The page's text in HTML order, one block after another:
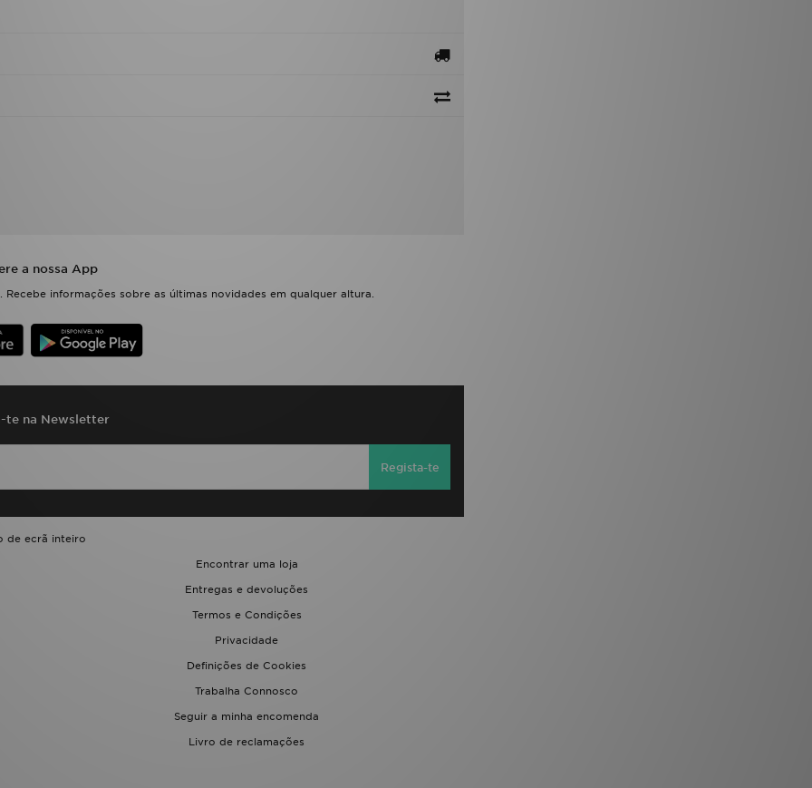
a nossa App
informações sobre as últimas novidades em qualquer altura.
te na Newsletter
Regista-te
de ecrã inteiro
Encontrar uma loja
Entregas e devoluções
Termos e Condições
Privacidade
Definições de Cookies
Trabalha Connosco
Seguir a minha encomenda
Livro de reclamações